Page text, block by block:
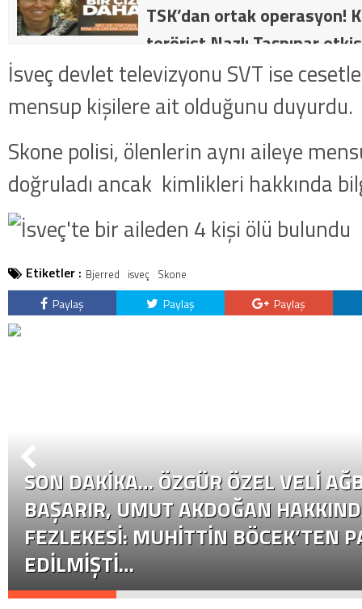
TSK’dan ortak operasyon!
terörist Nazlı Taşpınar
dakika: MİT ve TSK’dan
kategorideki terörist Nazlı
İsveç devlet televizyonu SVT ise
mensup kişilere ait olduğunu duyurdu.
Skone polisi, ölenlerin aynı aileye
doğruladı ancak kimlikleri hakkında
Etiketler : Bjerred isveç Skone
Paylaş Paylaş Paylaş
SON DAKİKA… ÖZGÜR ÖZEL VELI
BAŞARIR, UMUT AKDOĞAN
FEZLEKESI: MUHITTIN BÖCEK’TEN
EDILMIŞTI…